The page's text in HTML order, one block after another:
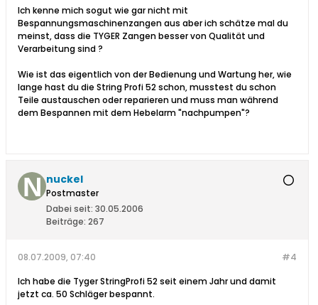
Ich kenne mich sogut wie gar nicht mit
Bespannungsmaschinenzangen aus aber ich schätze mal du
meinst, dass die TYGER Zangen besser von Qualität und
Verarbeitung sind ?
Wie ist das eigentlich von der Bedienung und Wartung her, wie
lange hast du die String Profi 52 schon, musstest du schon
Teile austauschen oder reparieren und muss man während
dem Bespannen mit dem Hebelarm "nachpumpen"?
nuckel
Postmaster
Dabei seit: 30.05.2006
Beiträge: 267
#4
08.07.2009, 07:40
Ich habe die Tyger StringProfi 52 seit einem Jahr und damit
jetzt ca. 50 Schläger bespannt.